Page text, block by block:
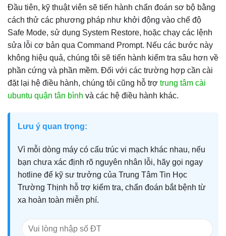
Đầu tiên, kỹ thuật viên sẽ tiến hành chẩn đoán sơ bộ bằng
cách thử các phương pháp như khởi động vào chế độ
Safe Mode, sử dụng System Restore, hoặc chạy các lệnh
sửa lỗi cơ bản qua Command Prompt. Nếu các bước này
không hiệu quả, chúng tôi sẽ tiến hành kiểm tra sâu hơn về
phần cứng và phần mềm. Đối với các trường hợp cần cài
đặt lại hệ điều hành, chúng tôi cũng hỗ trợ trung tâm cài
ubuntu quận tân bình và các hệ điều hành khác.
Lưu ý quan trọng:
Vì mỗi dòng máy có cấu trúc vi mạch khác nhau, nếu
bạn chưa xác định rõ nguyên nhân lỗi, hãy gọi ngay
hotline để kỹ sư trưởng của Trung Tâm Tin Học
Trường Thịnh hỗ trợ kiểm tra, chẩn đoán bắt bệnh từ
xa hoàn toàn miễn phí.